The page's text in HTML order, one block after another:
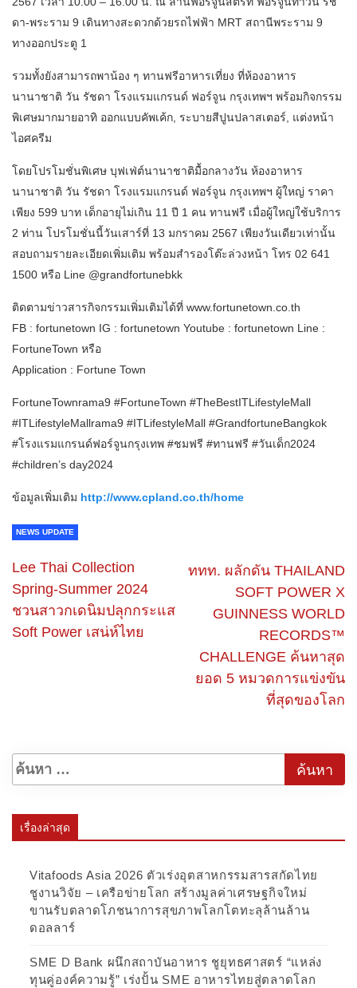
ดา-พระราม 9 เดินทางสะดวกด้วยรถไฟฟ้า MRT สถานีพระราม 9
ทางออกประตู 1
รวมทั้งยังสามารถพาน้อง ๆ ทานฟรีอาหารเที่ยง ที่ห้องอาหาร
นานาชาติ วัน รัชดา โรงแรมแกรนด์ ฟอร์จูน กรุงเทพฯ พร้อมกิจกรรม
พิเศษมากมายอาทิ ออกแบบคัพเค้ก, ระบายสีปูนปลาสเตอร์, แต่งหน้า
ไอศครีม
โดยโปรโมชั่นพิเศษ บุฟเฟ่ต์นานาชาติมื้อกลางวัน ห้องอาหาร
นานาชาติ วัน รัชดา โรงแรมแกรนด์ ฟอร์จูน กรุงเทพฯ ผู้ใหญ่ ราคา
เพียง 599 บาท เด็กอายุไม่เกิน 11 ปี 1 คน ทานฟรี เมื่อผู้ใหญ่ใช้บริการ
2 ท่าน โปรโมชั่นนี้วันเสาร์ที่ 13 มกราคม 2567 เพียงวันเดียวเท่านั้น
สอบถามรายละเอียดเพิ่มเติม พร้อมสำรองโต๊ะล่วงหน้า โทร 02 641
1500 หรือ Line @grandfortunebkk
ติดตามข่าวสารกิจกรรมเพิ่มเติมได้ที่ www.fortunetown.co.th
FB : fortunetown IG : fortunetown Youtube : fortunetown Line :
FortuneTown หรือ
Application : Fortune Town
FortuneTownrama9 #FortuneTown #TheBestITLifestyleMall
#ITLifestyleMallrama9 #ITLifestyleMall #GrandfortuneBangkok
#โรงแรมแกรนด์ฟอร์จูนกรุงเทพ #ชมฟรี #ทานฟรี #วันเด็ก2024
#children’s day2024
ข้อมูลเพิ่มเติม http://www.cpland.co.th/home
NEWS UPDATE
Lee Thai Collection
Spring-Summer 2024
ชวนสาวกเดนิมปลุกกระแส
Soft Power เสน่ห์ไทย
ททท. ผลักดัน THAILAND
SOFT POWER X
GUINNESS WORLD
RECORDS™
CHALLENGE ค้นหาสุด
ยอด 5 หมวดการแข่งขัน
ที่สุดของโลก
เรื่องล่าสุด
Vitafoods Asia 2026 ตัวเร่งอุตสาหกรรมสารสกัดไทย
ชูงานวิจัย – เครือข่ายโลก สร้างมูลค่าเศรษฐกิจใหม่
ขานรับตลาดโภชนาการสุขภาพโลกโตทะลุล้านล้าน
ดอลลาร์
SME D Bank ผนึกสถาบันอาหาร ชูยุทธศาสตร์ “แหล่ง
ทุนคู่องค์ความรู้” เร่งปั้น SME อาหารไทยสู่ตลาดโลก